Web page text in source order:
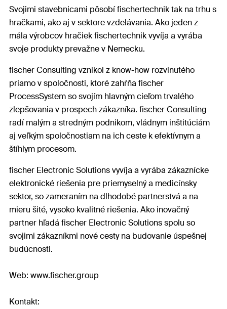
Svojimi stavebnicami pôsobí fischertechnik tak na trhu s
hračkami, ako aj v sektore vzdelávania. Ako jeden z
mála výrobcov hračiek fischertechnik vyvíja a vyrába
svoje produkty prevažne v Nemecku.
fischer Consulting vznikol z know-how rozvinutého
priamo v spoločnosti, ktoré zahŕňa fischer
ProcessSystem so svojím hlavným cieľom trvalého
zlepšovania v prospech zákazníka. fischer Consulting
radí malým a stredným podnikom, vládnym inštitúciám
aj veľkým spoločnostiam na ich ceste k efektívnym a
štíhlym procesom.
fischer Electronic Solutions vyvíja a vyrába zákaznícke
elektronické riešenia pre priemyselný a medicínsky
sektor, so zameraním na dlhodobé partnerstvá a na
mieru šité, vysoko kvalitné riešenia. Ako inovačný
partner hľadá fischer Electronic Solutions spolu so
svojimi zákazníkmi nové cesty na budovanie úspešnej
budúcnosti.
Web: www.fischer.group
Kontakt: